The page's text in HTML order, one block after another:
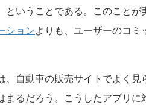
ということである。このことが
ションよりも、ユーザーのコミ
自動車の販売サイトでよく見
まるだろう。こうしたアプリに